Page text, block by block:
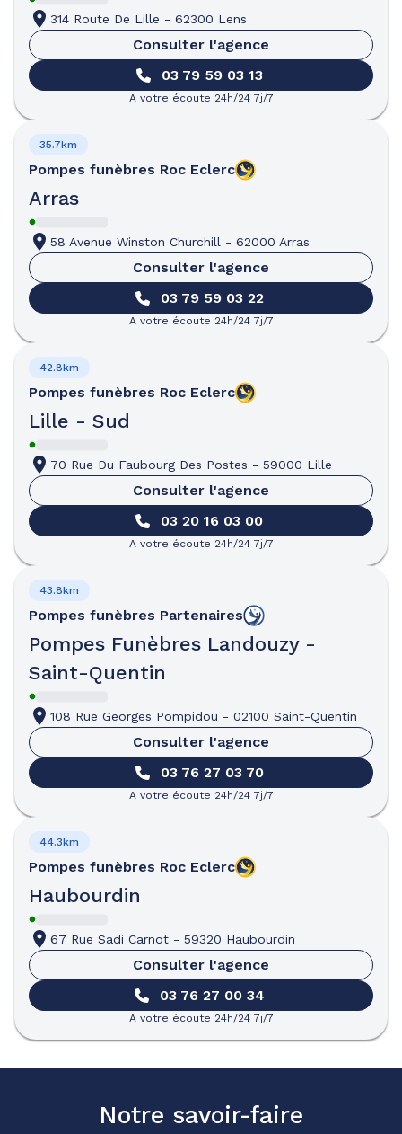
314 Route De Lille - 62300 Lens
Consulter l'agence
03 79 59 03 13
A votre écoute 24h/24 7j/7
Pompes funèbres Roc Eclerc
Arras
35.7km
58 Avenue Winston Churchill - 62000 Arras
Consulter l'agence
03 79 59 03 22
A votre écoute 24h/24 7j/7
Pompes funèbres Roc Eclerc
Lille - Sud
42.8km
70 Rue Du Faubourg Des Postes - 59000 Lille
Consulter l'agence
03 20 16 03 00
A votre écoute 24h/24 7j/7
Pompes funèbres Partenaires
Pompes Funèbres Landouzy -
Saint-Quentin
43.8km
108 Rue Georges Pompidou - 02100 Saint-Quentin
Consulter l'agence
03 76 27 03 70
A votre écoute 24h/24 7j/7
Pompes funèbres Roc Eclerc
Haubourdin
44.3km
67 Rue Sadi Carnot - 59320 Haubourdin
Consulter l'agence
03 76 27 00 34
A votre écoute 24h/24 7j/7
Notre savoir-faire